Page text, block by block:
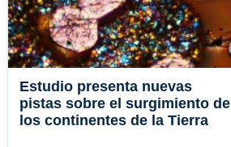
Estudio presenta nuevas
pistas sobre el surgimiento de
los continentes de la Tierra